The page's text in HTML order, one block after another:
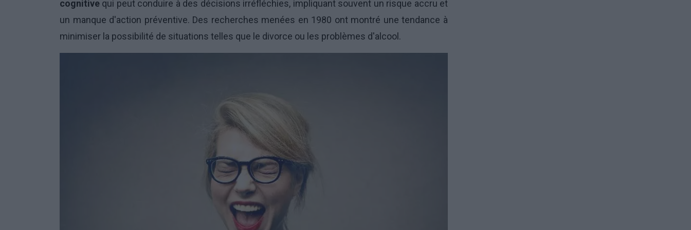
cognitive qui peut conduire à des décisions irréfléchies, impliquant souvent un risque accru et
un manque d'action préventive. Des recherches menées en 1980 ont montré une tendance à
minimiser la possibilité de situations telles que le divorce ou les problèmes d'alcool.